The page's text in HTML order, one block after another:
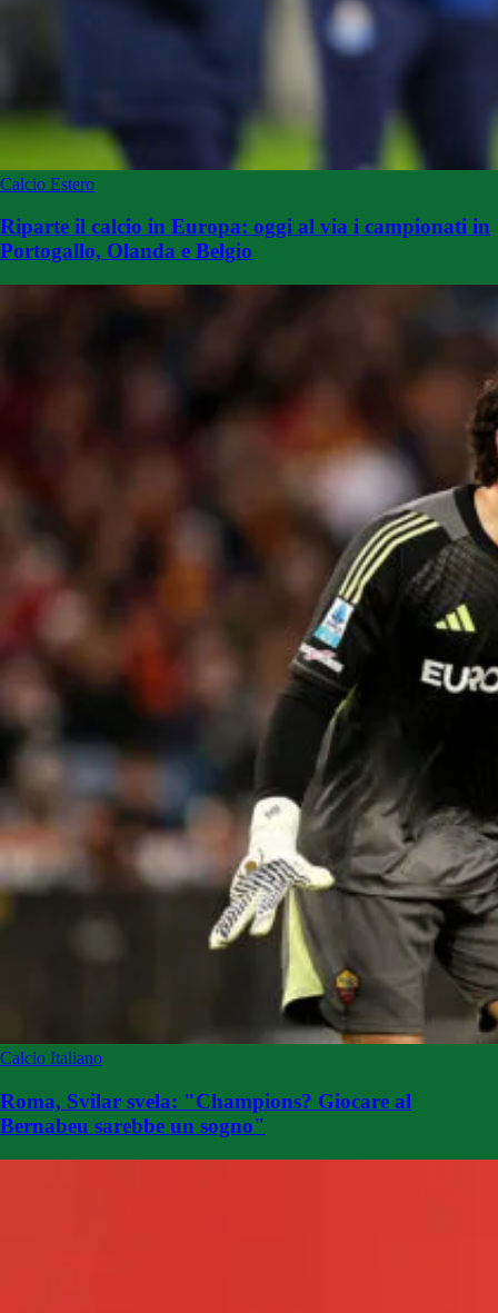
Calcio Estero
Riparte il calcio in Europa: oggi al via i campionati in
Portogallo, Olanda e Belgio
Calcio Italiano
Roma, Svilar svela: "Champions? Giocare al
Bernabeu sarebbe un sogno"